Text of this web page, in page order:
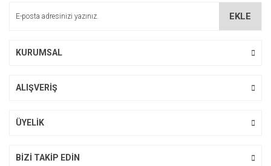
EKLE
KURUMSAL
ALIŞVERİŞ
ÜYELİK
BİZİ TAKİP EDİN